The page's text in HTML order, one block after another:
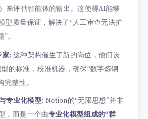
来评估智能体的输出。这使得AI能够
型质量保证，解决了“人工审查无法扩
。
家: 这种架构催生了新的岗位，他们设
的标准，校准机器，确保“数字炼钢
完整性。
专业化模型: Notion的“无限思想”并非
，而是一个由专业化模型组成的“群